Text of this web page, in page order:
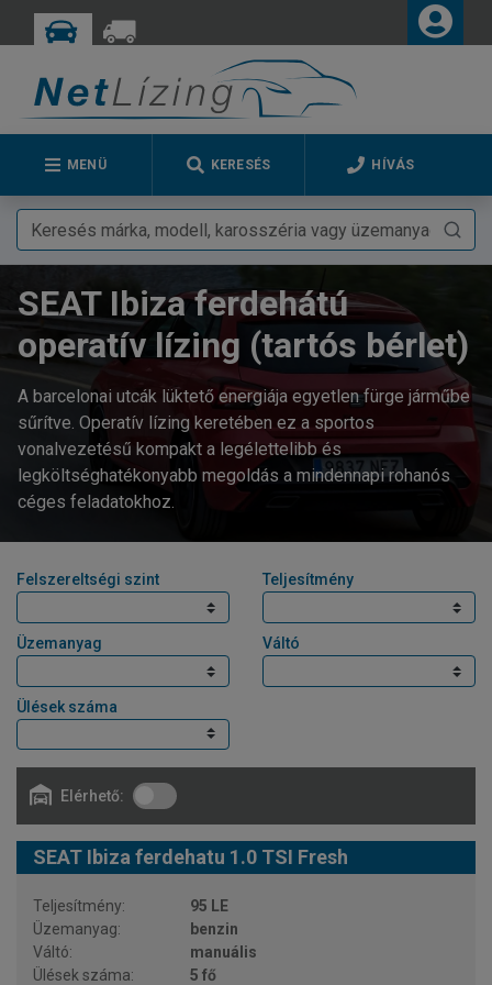
MENÜ KERESÉS HÍVÁS
SEAT Ibiza ferdehátú
operatív lízing (tartós bérlet)
A barcelonai utcák lüktető energiája egyetlen fürge járműbe
sűrítve. Operatív lízing keretében ez a sportos
vonalvezetésű kompakt a legélettelibb és
legköltséghatékonyabb megoldás a mindennapi rohanós
céges feladatokhoz.
Felszereltségi szint Teljesítmény
Üzemanyag Váltó
Ülések száma
Elérhető:
SEAT Ibiza ferdehatu 1.0 TSI Fresh
95 LE
benzin
manuális
5 fő